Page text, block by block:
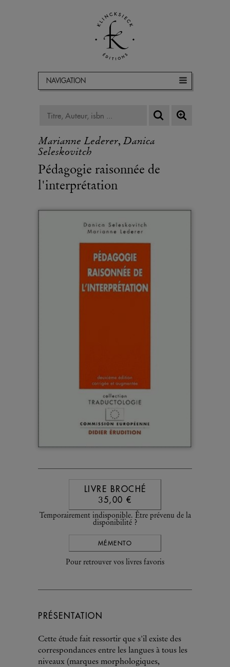
NAVIGATION
Marianne Lederer, Danica
Seleskovitch
Pédagogie raisonnée de
l'interprétation
LIVRE BROCHÉ
35,00 €
Temporairement indisponible. Être prévenu de la
disponibilité ?
MÉMENTO
Pour retrouver vos livres favoris
PRÉSENTATION
Cette étude fait ressortir que s'il existe des
correspondances entre les langues à tous les
niveaux (marques morphologiques,